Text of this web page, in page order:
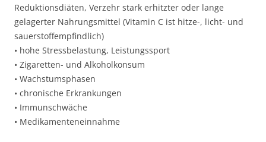
Reduktionsdiäten, Verzehr stark erhitzter oder lange
gelagerter Nahrungsmittel (Vitamin C ist hitze-, licht- und
sauerstoffempfindlich)
• hohe Stressbelastung, Leistungssport
• Zigaretten- und Alkoholkonsum
• Wachstumsphasen
• chronische Erkrankungen
• Immunschwäche
• Medikamenteneinnahme